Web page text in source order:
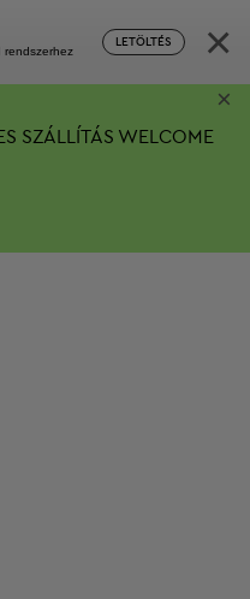
rendszerhez
LETÖLTÉS ×
SZÁLLÍTÁS WELCOME
×